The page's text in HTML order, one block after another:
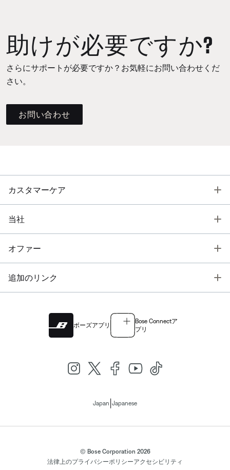
助けが必要ですか?
さらにサポートが必要ですか？お気軽にお問い合わせくだ
さい。
お問い合わせ
カスタマーケア
当社
オファー
追加のリンク
ボーズアプリ
Bose Connectア
プリ
Japan Japanese
© Bose Corporation 2026
法律上のプライバシーポリシーアクセシビリティ